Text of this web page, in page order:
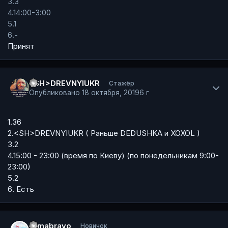
4.14:00-3:00
5.1
6.-
Принят
<SH>DREVNYIUKR Стажёр
Опубликовано 18 октября, 20196 г
1.36
2.<SH>DREVNYIUKR ( Раньше DEDUSHKA и XOXOL )
3.2
4.15:00 - 23:00 (время по Киеву) (по понедельникам 9:00-
23:00)
5.2
6. Есть
romabravo Новичок